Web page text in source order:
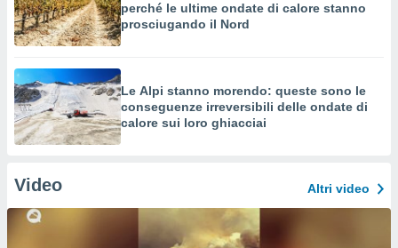
perché le ultime ondate di calore stanno
prosciugando il Nord
Le Alpi stanno morendo: queste sono le
conseguenze irreversibili delle ondate di
calore sui loro ghiacciai
Video Altri video